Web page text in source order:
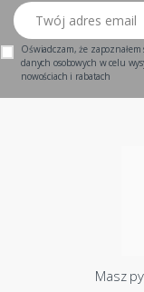
Twój adres email
Oświadczam, że zapoznałem
danych osobowych w celu
nowościach i rabatach
Masz